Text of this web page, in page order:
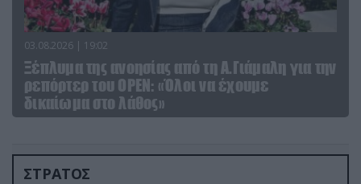
03.08.2026 | 19:02
Ξέπλυμα της ανοησίας από τη Α.Γιάμαλη για την
ρεπόρτερ του ΟΡΕΝ: «Όλοι να έχουμε
δικαίωμα στο λάθος»
ΣΤΡΑΤΟΣ